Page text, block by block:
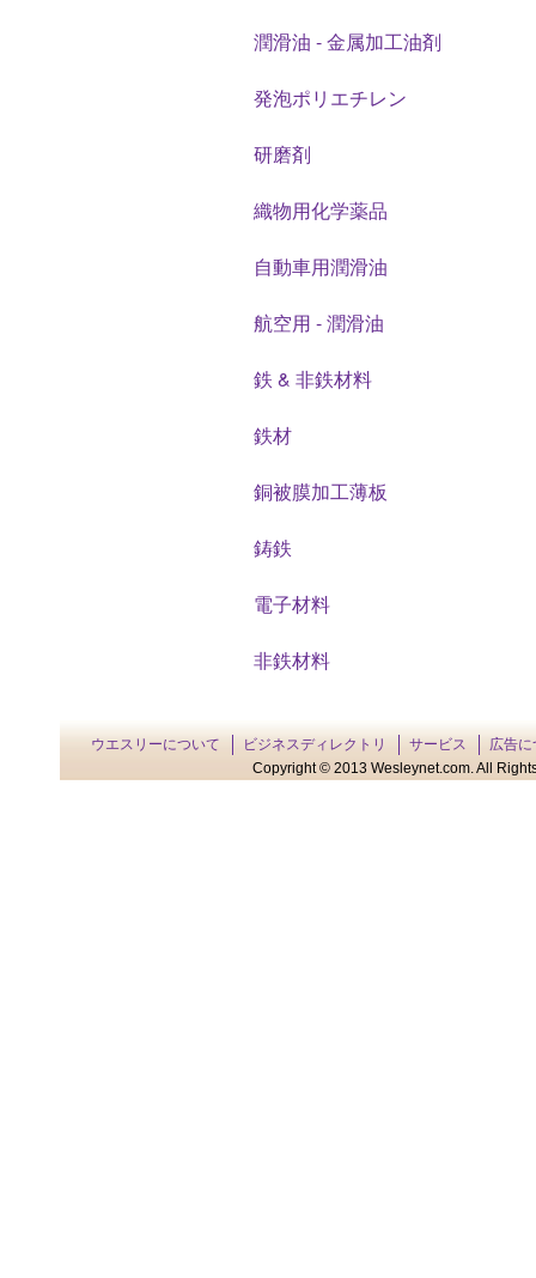
潤滑油 - 金属加工油剤
発泡ポリエチレン
研磨剤
織物用化学薬品
自動車用潤滑油
航空用 - 潤滑油
鉄 & 非鉄材料
鉄材
銅被膜加工薄板
鋳鉄
電子材料
非鉄材料
ウエスリーについて ビジネスディレクトリ サービス
広告に
Copyright © 2013 Wesleynet.com. All